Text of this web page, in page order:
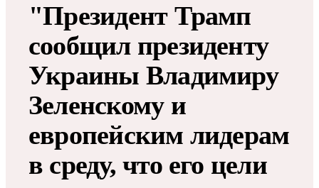
"Президент Трамп
сообщил президенту
Украины Владимиру
Зеленскому и
европейским лидерам
в среду, что его цели